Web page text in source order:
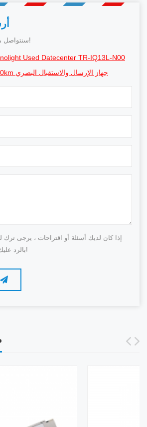
سنتواصل معك بأقرب وقت ممكن!
Used Datecenter TR-IQ13L-N00
40G QSFP + LR4 10km جهاز الإرسال والاستقبال البصري
إذا كان لديك أسئلة أو اقتراحات ، يرجى
بالرد عليك في أقرب وقت ممكن!